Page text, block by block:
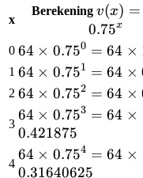
x
Berekeningv(x) =
64
\times
0.75^x
v(x) =
0.75x
0 64
\times
0.75^0
= 64
\times
1
64 × 0.750 = 64 ×
1 64
\times
0.75^1
= 64
\times
0.75
64 × 0.751 = 64 ×
2 64
\times
0.75^2
= 64
\times
64 × 0.752 = 64 ×
3
64
\times
0.75^3 =
64
64 × 0.753 = 64 ×
0.421875
4
64 \times
0.75^4 =
64 × 0.754 = 64 ×
0.31640625